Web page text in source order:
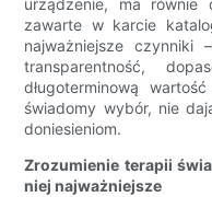
urządzenie, ma równie
zawarte w karcie
najważniejsze czynniki
transparentność,
długoterminową
świadomy wybór, nie
doniesieniom.
Zrozumienie terapii
niej najważniejsze